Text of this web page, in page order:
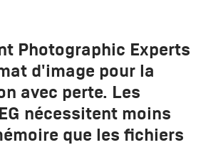
Photographic Experts
d'image pour la
avec perte. Les
nécessitent moins
que les fichiers